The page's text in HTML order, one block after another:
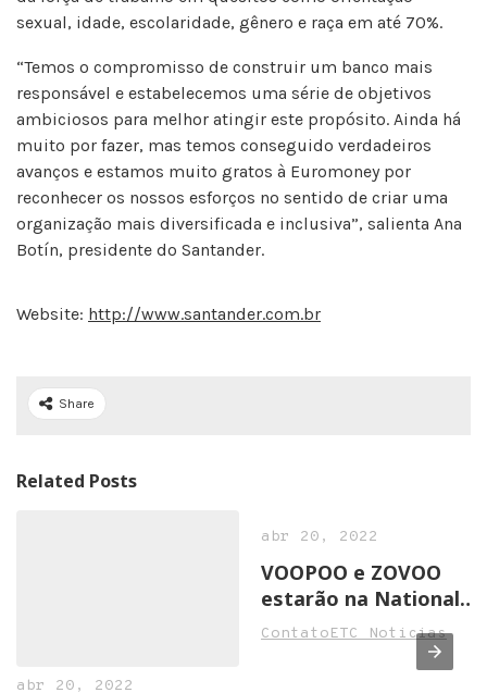
sexual, idade, escolaridade, gênero e raça em até 70%.
“Temos o compromisso de construir um banco mais
responsável e estabelecemos uma série de objetivos
ambiciosos para melhor atingir este propósito. Ainda há
muito por fazer, mas temos conseguido verdadeiros
avanços e estamos muito gratos à Euromoney por
reconhecer os nossos esforços no sentido de criar uma
organização mais diversificada e inclusiva”, salienta Ana
Botín, presidente do Santander.
Website: http://www.santander.com.br
Share
Related Posts
abr 20, 2022
abr 20, 2022
VOOPOO e ZOVOO
estarão na National
Convenience Show
2022 em Birmingham
ContatoETC Noticias